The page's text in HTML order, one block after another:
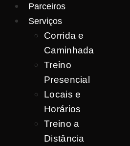
Parceiros
Serviços
Corrida e
Caminhada
Treino
Presencial
Locais e
Horários
Treino a
Distância